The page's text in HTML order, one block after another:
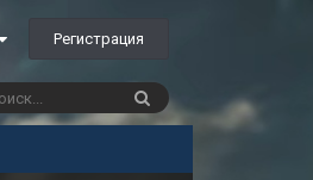
Регистрация